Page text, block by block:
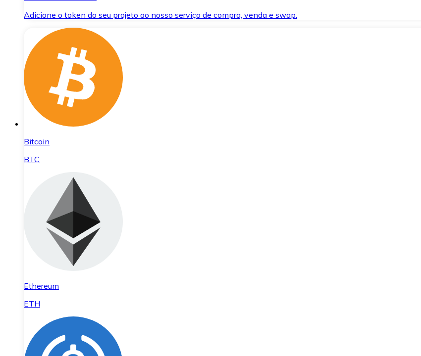
Adicione o token do seu projeto ao nosso serviço de compra, venda e swap.
Bitcoin
BTC
Ethereum
ETH